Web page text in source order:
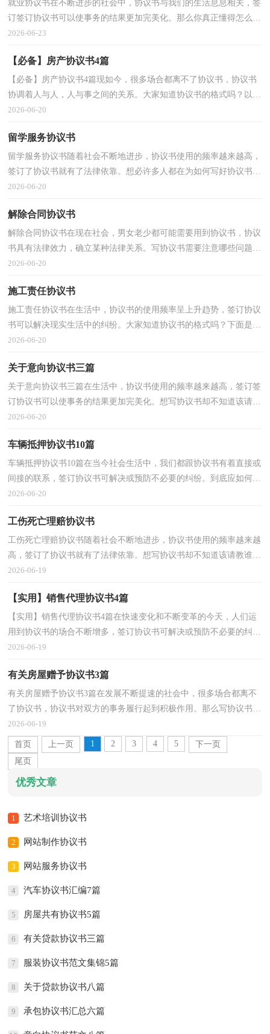
就业协议书在不断进步的社会中，协议书与我们的生活息息相关，签
订签订协议书可以使事务的结果更加完美化。那么你真正懂得怎么写
好协议书吗？下面是小编为大家收集的就业协议书，欢...
2026-06-23
【必备】房产协议书4篇
【必备】房产协议书4篇现如今，很多场合都离不了协议书，协议书
协调着人与人，人与事之间的关系。大家知道协议书的格式吗？以下
是小编为大家收集的房产协议书4篇，供大家参考借鉴，希望...
2026-06-20
留学服务协议书
留学服务协议书随着社会不断地进步，协议书使用的频率越来越高，
签订了协议书就有了法律依靠。想必许多人都在为如何写好协议书而
烦恼吧，以下是小编为大家收集的留学服务协议书，欢...
2026-06-20
解除合同协议书
解除合同协议书在现在社会，男女老少都可能需要用到协议书，协议
书具有法律效力，确立某种法律关系。写协议书需要注意哪些问题
呢？以下是小编收集整理的解除合同协议书，希望能够帮助...
2026-06-20
施工责任协议书
施工责任协议书在生活中，协议书的使用频率呈上升趋势，签订协议
书可以解决现实生活中的纠纷。大家知道协议书的格式吗？下面是小
编为大家整理的施工责任协议书，希望能够帮助到大家...
2026-06-20
关于意向协议书三篇
关于意向协议书三篇在生活中，协议书使用的频率越来越高，签订签
订协议书可以使事务的结果更加完美化。想写协议书却不知道该请教
谁？以下是小编收集整理的意向协议书3篇，欢迎大家...
2026-06-20
车辆抵押协议书10篇
车辆抵押协议书10篇在当今社会生活中，我们都跟协议书有着直接或
间接的联系，签订协议书可解决或预防不必要的纠纷。到底应如何拟
定协议书呢？下面是小编收集整理的车辆抵押协议书...
2026-06-20
工伤死亡理赔协议书
工伤死亡理赔协议书随着社会不断地进步，协议书使用的频率越来越
高，签订了协议书就有了法律依靠。想写协议书却不知道该请教谁？
以下是小编精心整理的工伤死亡理赔协议书，欢迎大家...
2026-06-19
【实用】销售代理协议书4篇
【实用】销售代理协议书4篇在快速变化和不断变革的今天，人们运
用到协议书的场合不断增多，签订协议书可解决或预防不必要的纠
纷。什么样的协议书才是有效的呢？以下是小编精心整...
2026-06-19
有关房屋赠予协议书3篇
有关房屋赠予协议书3篇在发展不断提速的社会中，很多场合都离不
了协议书，协议书对双方的事务履行起到积极作用。那么写协议书真
的很难吗？以下是小编帮大家整理的房屋赠予协议书3...
2026-06-19
首页 上一页 1 2 3 4 5
下一页
尾页
优秀文章
1 艺术培训协议书
2 网站制作协议书
3 网站服务协议书
4 汽车协议书汇编7篇
5 房屋共有协议书5篇
6 有关贷款协议书三篇
7 服装协议书范文集锦5篇
8 关于贷款协议书八篇
9 承包协议书汇总六篇